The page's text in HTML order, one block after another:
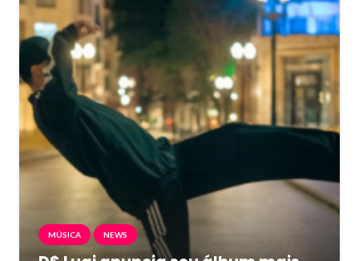
MÚSICA NEWS